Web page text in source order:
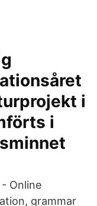
i
i
Online
grammar